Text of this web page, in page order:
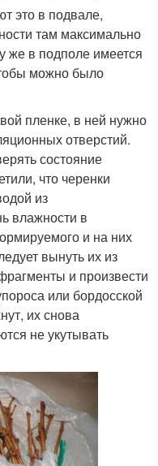
это в подвале,
там максимально
же в подполе имеется
можно было
пленке, в ней нужно
отверстий.
состояние
что черенки
из
влажности в
и на них
вынуть их из
и произвести
или бордосской
их снова
не укутывать